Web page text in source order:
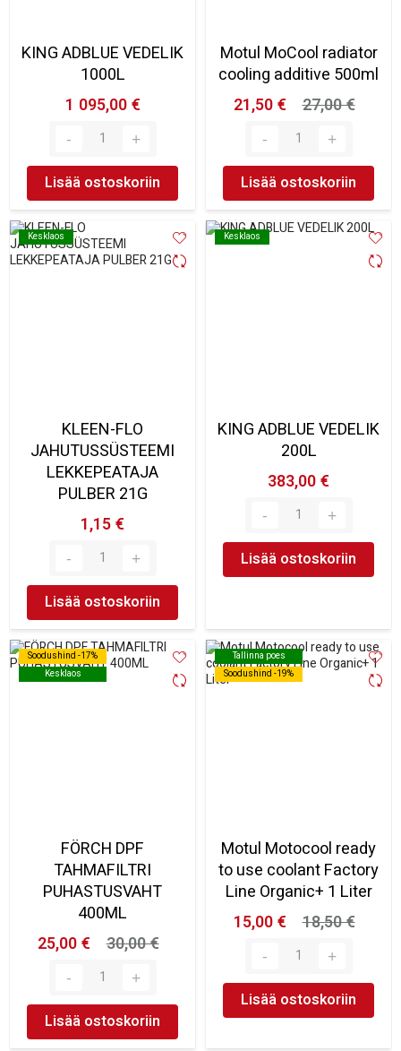
KING ADBLUE VEDELIK
1000L
1 095,00 €
Lisää ostoskoriin
Motul MoCool radiator
cooling additive 500ml
21,50 €
27,00 €
Lisää ostoskoriin
Kesklaos
Kesklaos
KLEEN-FLO
JAHUTUSSÜSTEEMI
LEKKEPEATAJA
PULBER 21G
1,15 €
Lisää ostoskoriin
Kesklaos
Kesklaos
KING ADBLUE VEDELIK
200L
383,00 €
Lisää ostoskoriin
Soodushind -17%
Kesklaos
Soodushind -17%
Kesklaos
FÖRCH DPF
TAHMAFILTRI
PUHASTUSVAHT
400ML
25,00 €
30,00 €
Lisää ostoskoriin
Tallinna poes
Soodushind -19%
Tallinna poes
Soodushind -19%
Motul Motocool ready
to use coolant Factory
Line Organic+ 1 Liter
15,00 €
18,50 €
Lisää ostoskoriin